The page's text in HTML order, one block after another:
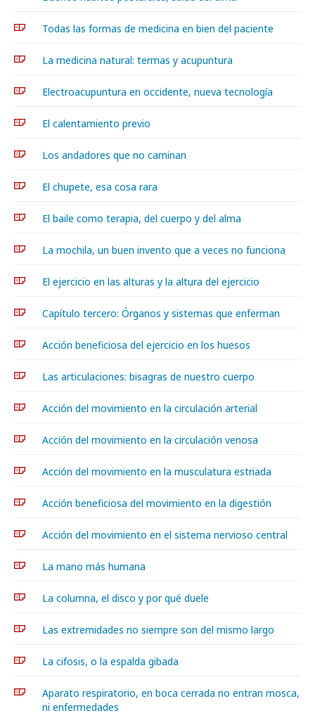
Todas las formas de medicina en bien del paciente
La medicina natural: termas y acupuntura
Electroacupuntura en occidente, nueva tecnología
El calentamiento previo
Los andadores que no caminan
El chupete, esa cosa rara
El baile como terapia, del cuerpo y del alma
La mochila, un buen invento que a veces no funciona
El ejercicio en las alturas y la altura del ejercicio
Capítulo tercero: Órganos y sistemas que enferman
Acción beneficiosa del ejercicio en los huesos
Las articulaciones: bisagras de nuestro cuerpo
Acción del movimiento en la circulación arterial
Acción del movimiento en la circulación venosa
Acción del movimiento en la musculatura estriada
Acción beneficiosa del movimiento en la digestión
Acción del movimiento en el sistema nervioso central
La mano más humana
La columna, el disco y por qué duele
Las extremidades no siempre son del mismo largo
La cifosis, o la espalda gibada
Aparato respiratorio, en boca cerrada no entran mosca,
ni enfermedades